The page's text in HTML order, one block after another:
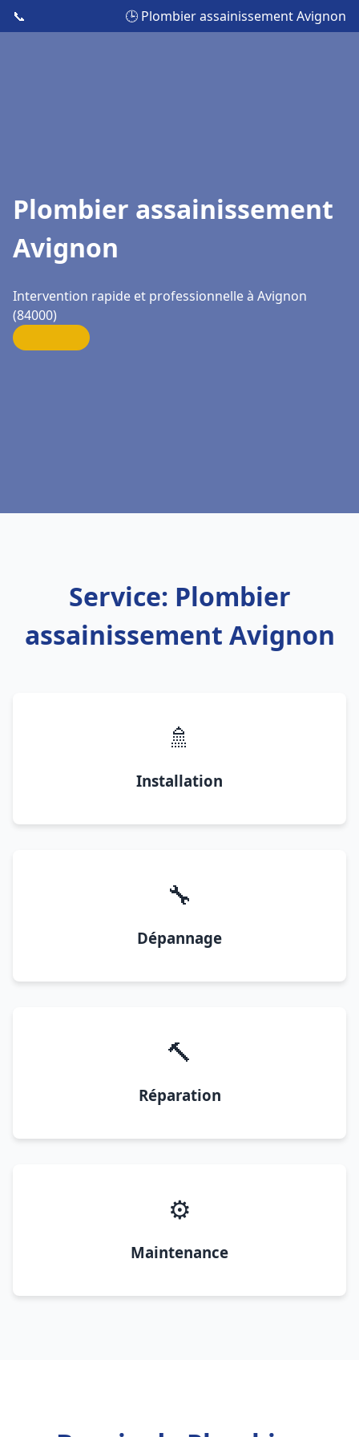
📞 🕒 Plombier assainissement Avignon
Plombier assainissement
Avignon
Intervention rapide et professionnelle à Avignon
(84000)
Service: Plombier
assainissement Avignon
🚿
Installation
🔧
Dépannage
🔨
Réparation
⚙️
Maintenance